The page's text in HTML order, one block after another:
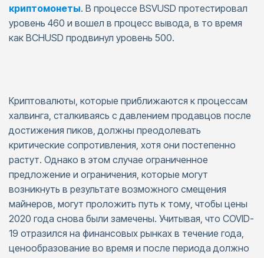
криптомонеты. В процессе BSVUSD протестировал
уровень 460 и вошел в процесс вывода, в то время
как BCHUSD продвинул уровень 500.
Криптовалюты, которые приближаются к процессам
халвинга, сталкиваясь с давлением продавцов после
достижения пиков, должны преодолевать
критические сопротивления, хотя они постепенно
растут. Однако в этом случае ограниченное
предложение и ограничения, которые могут
возникнуть в результате возможного смещения
майнеров, могут проложить путь к тому, чтобы цены
2020 года снова были замечены. Учитывая, что COVID-
19 отразился на финансовых рынках в течение года,
ценообразование во время и после периода должно